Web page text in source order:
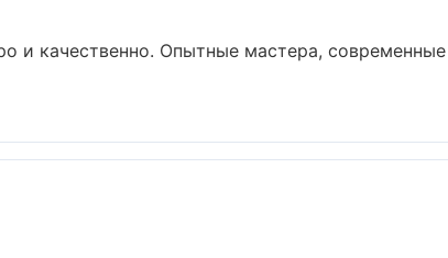
и качественно. Опытные мастера,